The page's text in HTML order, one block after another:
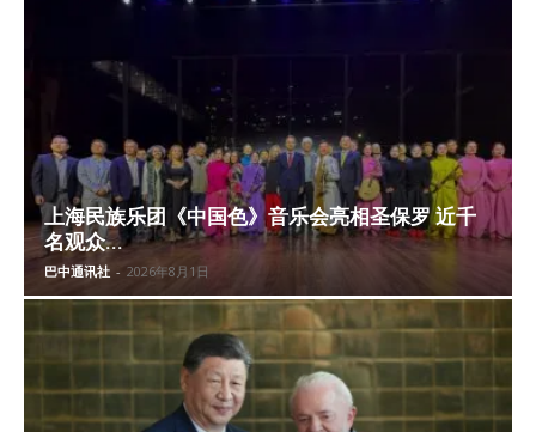
上海民族乐团《中国色》音乐会亮相圣保罗 近千
名观众...
巴中通讯社 - 2026年8月1日